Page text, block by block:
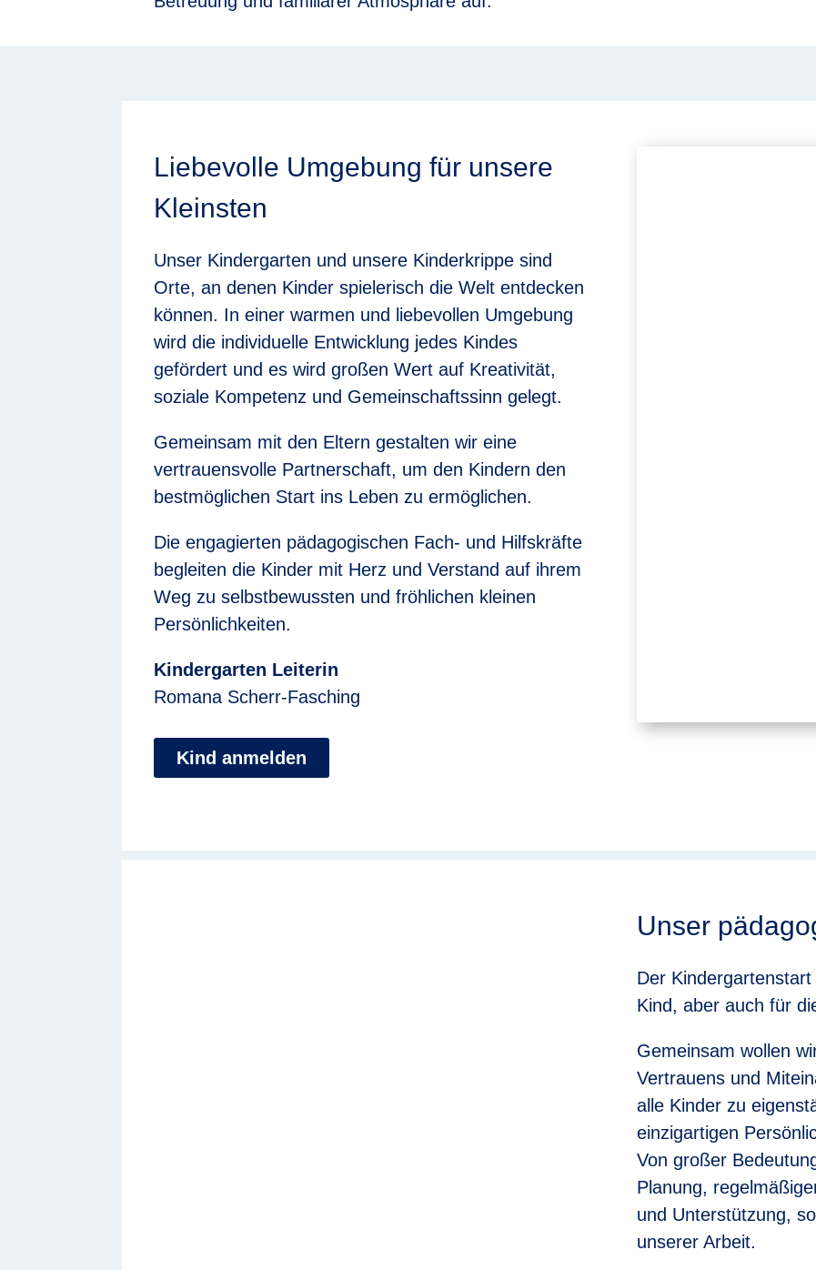
Liebevolle Umgebung für unsere
Kleinsten
Unser Kindergarten und unsere Kinderkrippe sind
Orte, an denen Kinder spielerisch die Welt entdecken
können. In einer warmen und liebevollen Umgebung
wird die individuelle Entwicklung jedes Kindes
gefördert und es wird großen Wert auf Kreativität,
soziale Kompetenz und Gemeinschaftssinn gelegt.
Gemeinsam mit den Eltern gestalten wir eine
vertrauensvolle Partnerschaft, um den Kindern den
bestmöglichen Start ins Leben zu ermöglichen.
Die engagierten pädagogischen Fach- und Hilfskräfte
begleiten die Kinder mit Herz und Verstand auf ihrem
Weg zu selbstbewussten und fröhlichen kleinen
Persönlichkeiten.
Kindergarten Leiterin
Romana Scherr-Fasching
Kind anmelden
Unser
Der
Kind, aber auch für
Gemeinsam wollen
Vertrauens und
alle Kinder zu
einzigartigen
Von großer
Planung,
und Unterstützung,
unserer Arbeit.